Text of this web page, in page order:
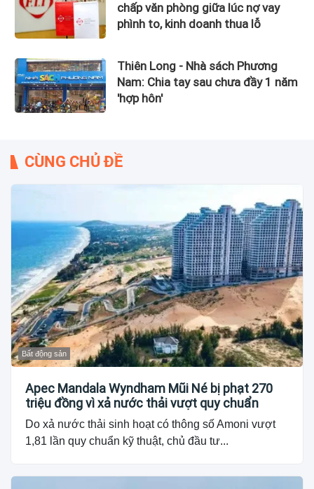
chấp văn phòng giữa lúc nợ vay
phình to, kinh doanh thua lỗ
Thiên Long - Nhà sách Phương
Nam: Chia tay sau chưa đầy 1 năm
'hợp hôn'
CÙNG CHỦ ĐỀ
Bất động sản
Apec Mandala Wyndham Mũi Né bị phạt 270
triệu đồng vì xả nước thải vượt quy chuẩn
Do xả nước thải sinh hoạt có thông số Amoni vượt
1,81 lần quy chuẩn kỹ thuật, chủ đầu tư...